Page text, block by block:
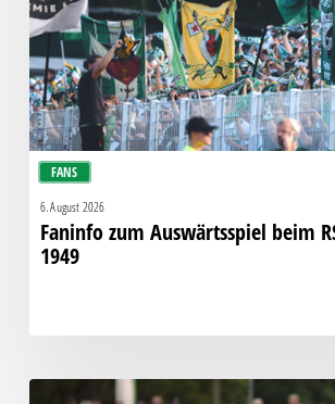
FANS
Eintracht
6. August 2026
Faninfo zum Auswärtsspiel beim
1949